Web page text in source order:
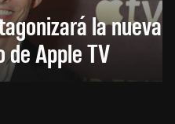
la nueva
Apple TV